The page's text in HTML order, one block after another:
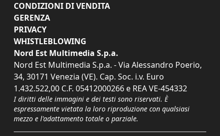
CONDIZIONI DI VENDITA
GERENZA
PRIVACY
WHISTLEBLOWING
Nord Est Multimedia S.p.a.
Nord Est Multimedia S.p.a. - Via Alessandro Poerio,
34, 30171 Venezia (VE). Cap. Soc. i.v. Euro
1.432.522,00 C.F. 05412000266 e REA VE-454332
I diritti delle immagini e dei testi sono riservati. È
espressamente vietata la loro riproduzione con qualsiasi
mezzo e l'adattamento totale o parziale.